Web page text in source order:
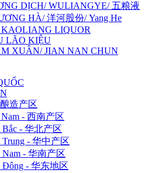
DỊCH/ WULIANGYE/ 五粮液
HÀ/ 洋河股份/ Yang He
LIQUOR
LÃO KIỆU
XUÂN/ JIAN NAN CHUN
造产区
- 西南产区
Bắc - 华北产区
Trung - 华中产区
Nam - 华南产区
Đông - 华东地区